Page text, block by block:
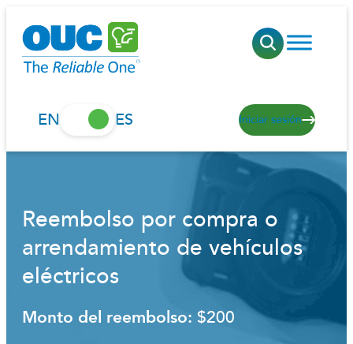
contenido
EN ES Iniciar sesión
Reembolso por compra o
arrendamiento de vehículos
eléctricos
Monto del reembolso: $200